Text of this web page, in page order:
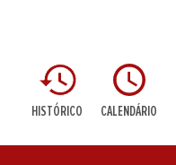
HISTÓRICO CALENDÁRIO